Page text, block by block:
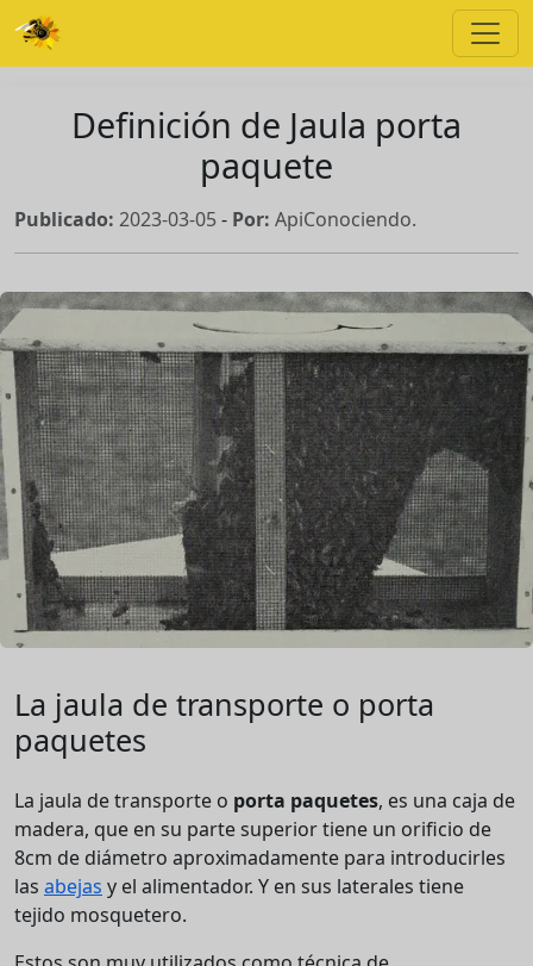
Definición de Jaula porta
paquete
Publicado: 2023-03-05- Por: ApiConociendo.
La jaula de transporte o porta
paquetes
La jaula de transporte o porta paquetes, es una caja de
madera, que en su parte superior tiene un orificio de
8cm de diámetro aproximadamente para introducirles
las abejas y el alimentador. Y en sus laterales tiene
tejido mosquetero.